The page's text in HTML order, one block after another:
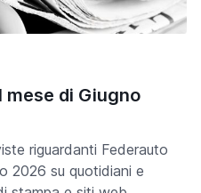
mese di Giugno
riguardanti Federauto
2026 su quotidiani e